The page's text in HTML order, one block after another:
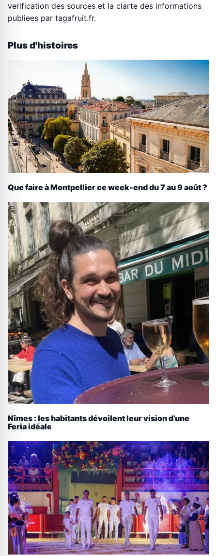
verification des sources et la clarte des informations
publiees par tagafruit.fr.
Plus d'histoires
Que faire à Montpellier ce week-end du 7 au 9 août ?
Nîmes : les habitants dévoilent leur vision d’une
Feria idéale